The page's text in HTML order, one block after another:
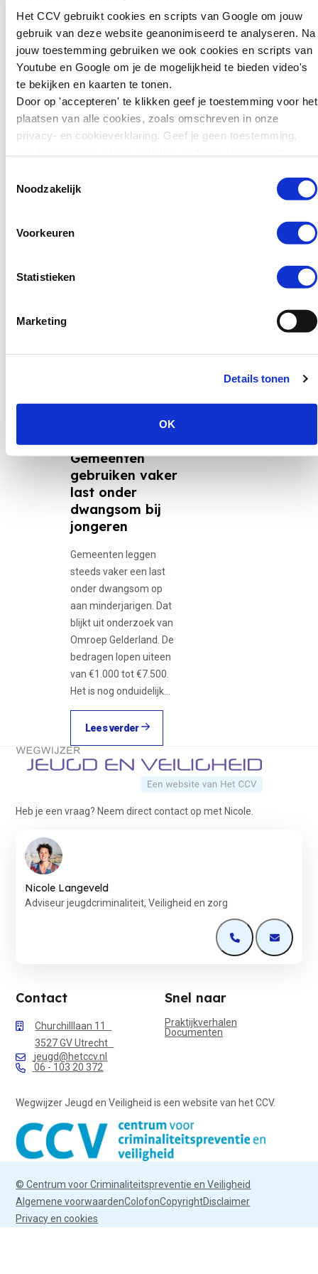
Het CCV gebruikt cookies en scripts van Google om jouw
gebruik van deze website geanonimiseerd te analyseren. Na
jouw toestemming gebruiken we ook cookies en scripts van
Youtube en Google om je de mogelijkheid te bieden video's
te bekijken en kaarten te tonen.
Door op 'accepteren' te klikken geef je toestemming voor het
plaatsen van alle cookies, zoals omschreven in onze
privacy- en cookieverklaring. Geef je geen toestemming,
Noodzakelijk
Voorkeuren
Statistieken
Marketing
Details tonen
OK
zwaarder
straffen: wat
kunnen we leren
voor preventie?
Zweden wil jonge
tieners die ernstige
misdrijven plegen
zwaarder kunnen
kunnen daar sinds kort
van…
Gemeenten
gebruiken vaker
last onder
dwangsom bij
jongeren
Gemeenten leggen
steeds vaker een last
onder dwangsom op
aan minderjarigen. Dat
blijkt uit onderzoek van
Omroep Gelderland. De
bedragen lopen uiteen
van €1.000 tot €7.500.
Het is nog onduidelijk…
Lees verder
Terug naar de startpagina
Heb je een vraag? Neem direct contact op met Nicole.
Nicole Langeveld
Adviseur jeugdcriminaliteit, Veiligheid en zorg
Open deOpen de
Contact
Churchilllaan 11
3527 GV Utrecht
jeugd@hetccv.nl
06 - 103 20 372
Snel naar
Praktijkverhalen
Documenten
Wegwijzer Jeugd en Veiligheid is een website van het CCV.
© Centrum voor Criminaliteitspreventie en Veiligheid
Algemene voorwaardenColofonCopyrightDisclaimer
Privacy en cookies